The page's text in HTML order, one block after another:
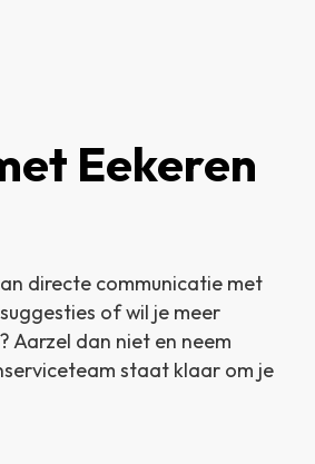
Eekeren
directe communicatie met
of wil je meer
Aarzel dan niet en neem
staat klaar om je